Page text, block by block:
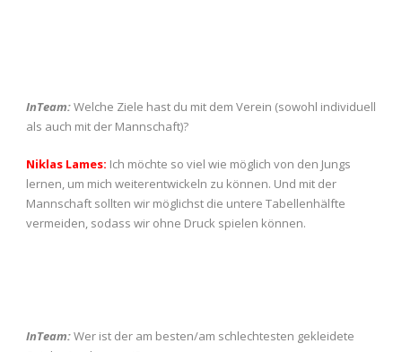
InTeam:Welche Ziele hast du mit dem Verein (sowohl individuell
als auch mit der Mannschaft)?
Niklas Lames: Ich möchte so viel wie möglich von den Jungs
lernen, um mich weiterentwickeln zu können. Und mit der
Mannschaft sollten wir möglichst die untere Tabellenhälfte
vermeiden, sodass wir ohne Druck spielen können.
InTeam:Wer ist der am besten/am schlechtesten gekleidete